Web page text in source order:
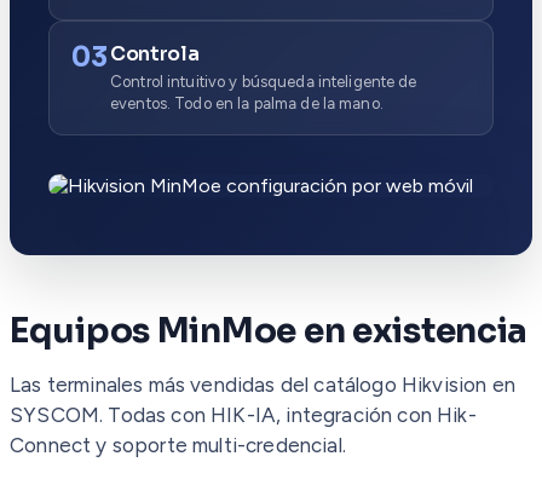
03Controla
Control intuitivo y búsqueda inteligente de
eventos. Todo en la palma de la mano.
Equipos MinMoe en existencia
Las terminales más vendidas del catálogo Hikvision en
SYSCOM. Todas con HIK-IA, integración con Hik-
Connect y soporte multi-credencial.